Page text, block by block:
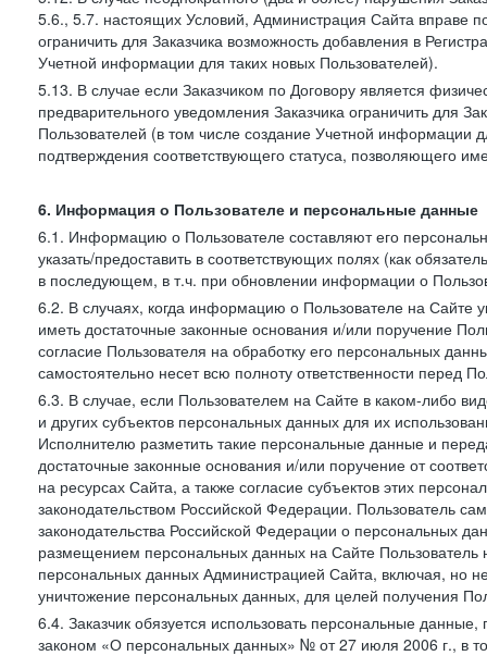
5.6., 5.7. настоящих Условий, Администрация Сайта вправе
ограничить для Заказчика возможность добавления в
Учетной информации для таких новых Пользователей).
5.13. В случае если Заказчиком по Договору является
предварительного уведомления Заказчика ограничить для
Пользователей (в том числе создание Учетной информации
подтверждения соответствующего статуса, позволяющего
6. Информация о Пользователе и персональные данные
6.1. Информацию о Пользователе составляют его
указать/предоставить в соответствующих полях (как
в последующем, в т.ч. при обновлении информации о
6.2. В случаях, когда информацию о Пользователе на Сайте
иметь достаточные законные основания и/или поручение
согласие Пользователя на обработку его персональных
самостоятельно несет всю полноту ответственности перед
6.3. В случае, если Пользователем на Сайте в каком-либо
и других субъектов персональных данных для их
Исполнителю разметить такие персональные данные и
достаточные законные основания и/или поручение от
на ресурсах Сайта, а также согласие субъектов этих
законодательством Российской Федерации. Пользователь
законодательства Российской Федерации о персональных
размещением персональных данных на Сайте Пользователь
персональных данных Администрацией Сайта, включая, но
уничтожение персональных данных, для целей получения
6.4. Заказчик обязуется использовать персональные
законом «О персональных данных» № от 27 июля 2006 г., в